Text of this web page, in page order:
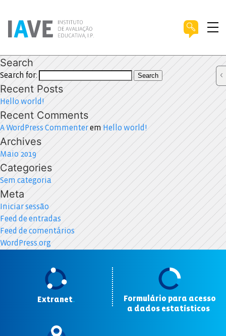
Search
Search for: Search
Recent Posts
Hello world!
Recent Comments
A WordPress Commenterem Hello world!
Archives
Maio 2019
Categories
Sem categoria
Meta
Iniciar sessão
Feed de entradas
Feed de comentários
WordPress.org
Extranet.
Formulário para acesso
a dados estatísticos